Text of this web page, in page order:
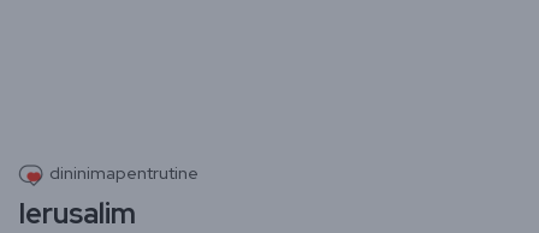
dininimapentrutine
Ierusalim